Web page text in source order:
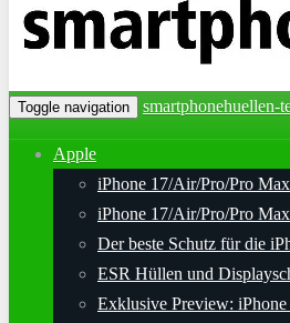
Toggle navigation smartphonehuellen-
Apple
iPhone 17/Air/Pro/Pro
iPhone 17/Air/Pro/Pro
Der beste Schutz für die
ESR Hüllen und
Exklusive Preview: iPhone